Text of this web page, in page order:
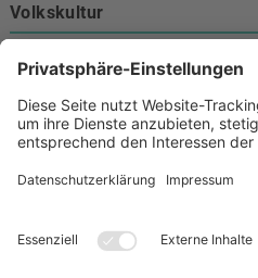
Volkskultur
80331 München
Kontakt
089 233-21172
volkskultur@muenchen.de
Volkskultur auf Facebook
VolkskulturVolkskultur